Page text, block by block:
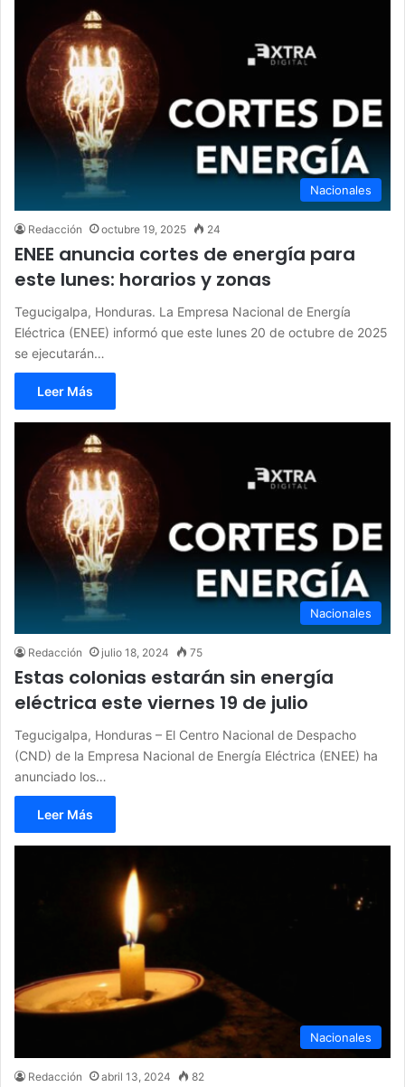
Nacionales
Redacción octubre 19, 2025 24
ENEE anuncia cortes de energía para
este lunes: horarios y zonas
Tegucigalpa, Honduras. La Empresa Nacional de Energía
Eléctrica (ENEE) informó que este lunes 20 de octubre de 2025
se ejecutarán…
Leer Más
Nacionales
Redacción julio 18, 2024 75
Estas colonias estarán sin energía
eléctrica este viernes 19 de julio
Tegucigalpa, Honduras – El Centro Nacional de Despacho
(CND) de la Empresa Nacional de Energía Eléctrica (ENEE) ha
anunciado los…
Leer Más
Nacionales
Redacción abril 13, 2024 82